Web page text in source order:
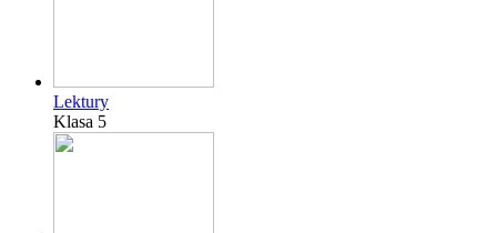
Lektury
Klasa 5